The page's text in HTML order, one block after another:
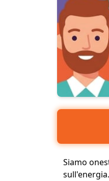
Siamo
sull'energia.